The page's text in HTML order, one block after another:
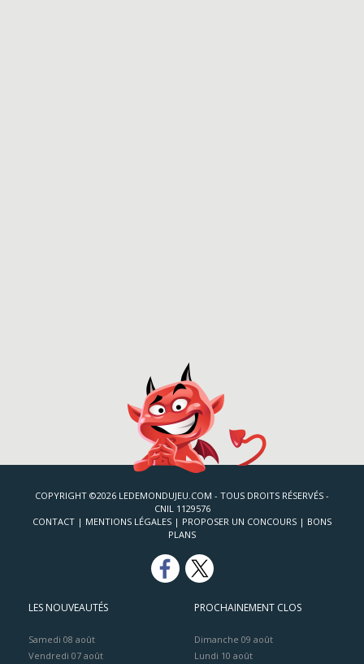
COPYRIGHT ©2026 LEDEMONDUJEU.COM - TOUS DROITS RÉSERVÉS -
CNIL 1129576
CONTACT | MENTIONS LÉGALES | PROPOSER UN CONCOURS | BONS
PLANS
LES NOUVEAUTÉS
Samedi 08 août
Vendredi 07 août
PROCHAINEMENT CLOS
Dimanche 09 août
Lundi 10 août